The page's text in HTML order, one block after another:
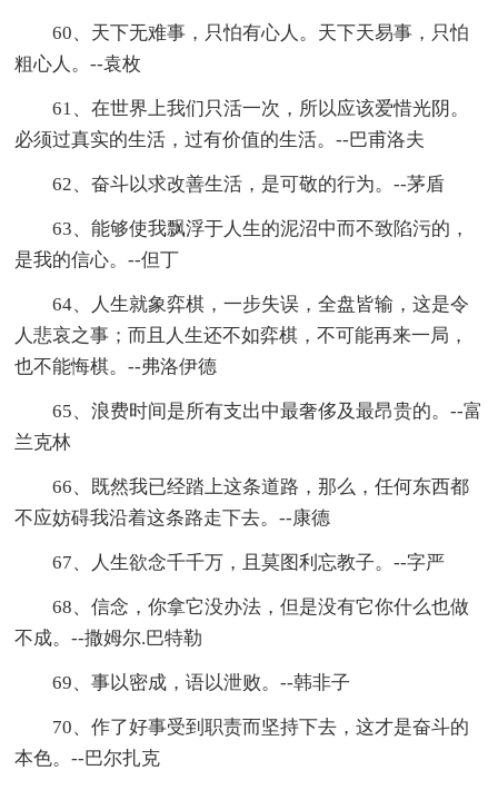
60、天下无难事，只怕有心人。天下天易事，只怕
粗心人。--袁枚
61、在世界上我们只活一次，所以应该爱惜光阴。
必须过真实的生活，过有价值的生活。--巴甫洛夫
62、奋斗以求改善生活，是可敬的行为。--茅盾
63、能够使我飘浮于人生的泥沼中而不致陷污的，
是我的信心。--但丁
64、人生就象弈棋，一步失误，全盘皆输，这是令
人悲哀之事；而且人生还不如弈棋，不可能再来一局，
也不能悔棋。--弗洛伊德
65、浪费时间是所有支出中最奢侈及最昂贵的。--富
兰克林
66、既然我已经踏上这条道路，那么，任何东西都
不应妨碍我沿着这条路走下去。--康德
67、人生欲念千千万，且莫图利忘教子。--字严
68、信念，你拿它没办法，但是没有它你什么也做
不成。--撒姆尔.巴特勒
69、事以密成，语以泄败。--韩非子
70、作了好事受到职责而坚持下去，这才是奋斗的
本色。--巴尔扎克